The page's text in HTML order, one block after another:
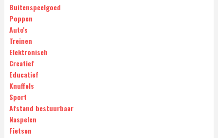
Buitenspeelgoed
Poppen
Auto's
Treinen
Elektronisch
Creatief
Educatief
Knuffels
Sport
Afstand bestuurbaar
Naspelen
Fietsen